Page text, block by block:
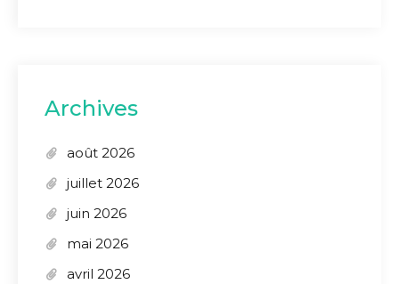
Archives
août 2026
juillet 2026
juin 2026
mai 2026
avril 2026